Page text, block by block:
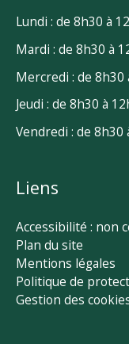
Lundi : de 8h30 à
Mardi : de 8h30 à
Mercredi : de 8h30
Jeudi : de 8h30 à
Vendredi : de 8h30
Liens
Accessibilité : non
Plan du site
Mentions légales
Politique de
Gestion des